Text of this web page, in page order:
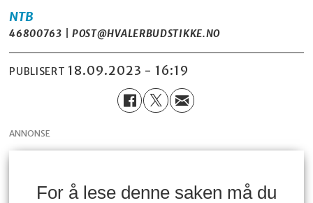
NTB
46800763 | POST@HVALERBUDSTIKKE.NO
PUBLISERT 18.09.2023 - 16:19
ANNONSE
For å lese denne saken må du